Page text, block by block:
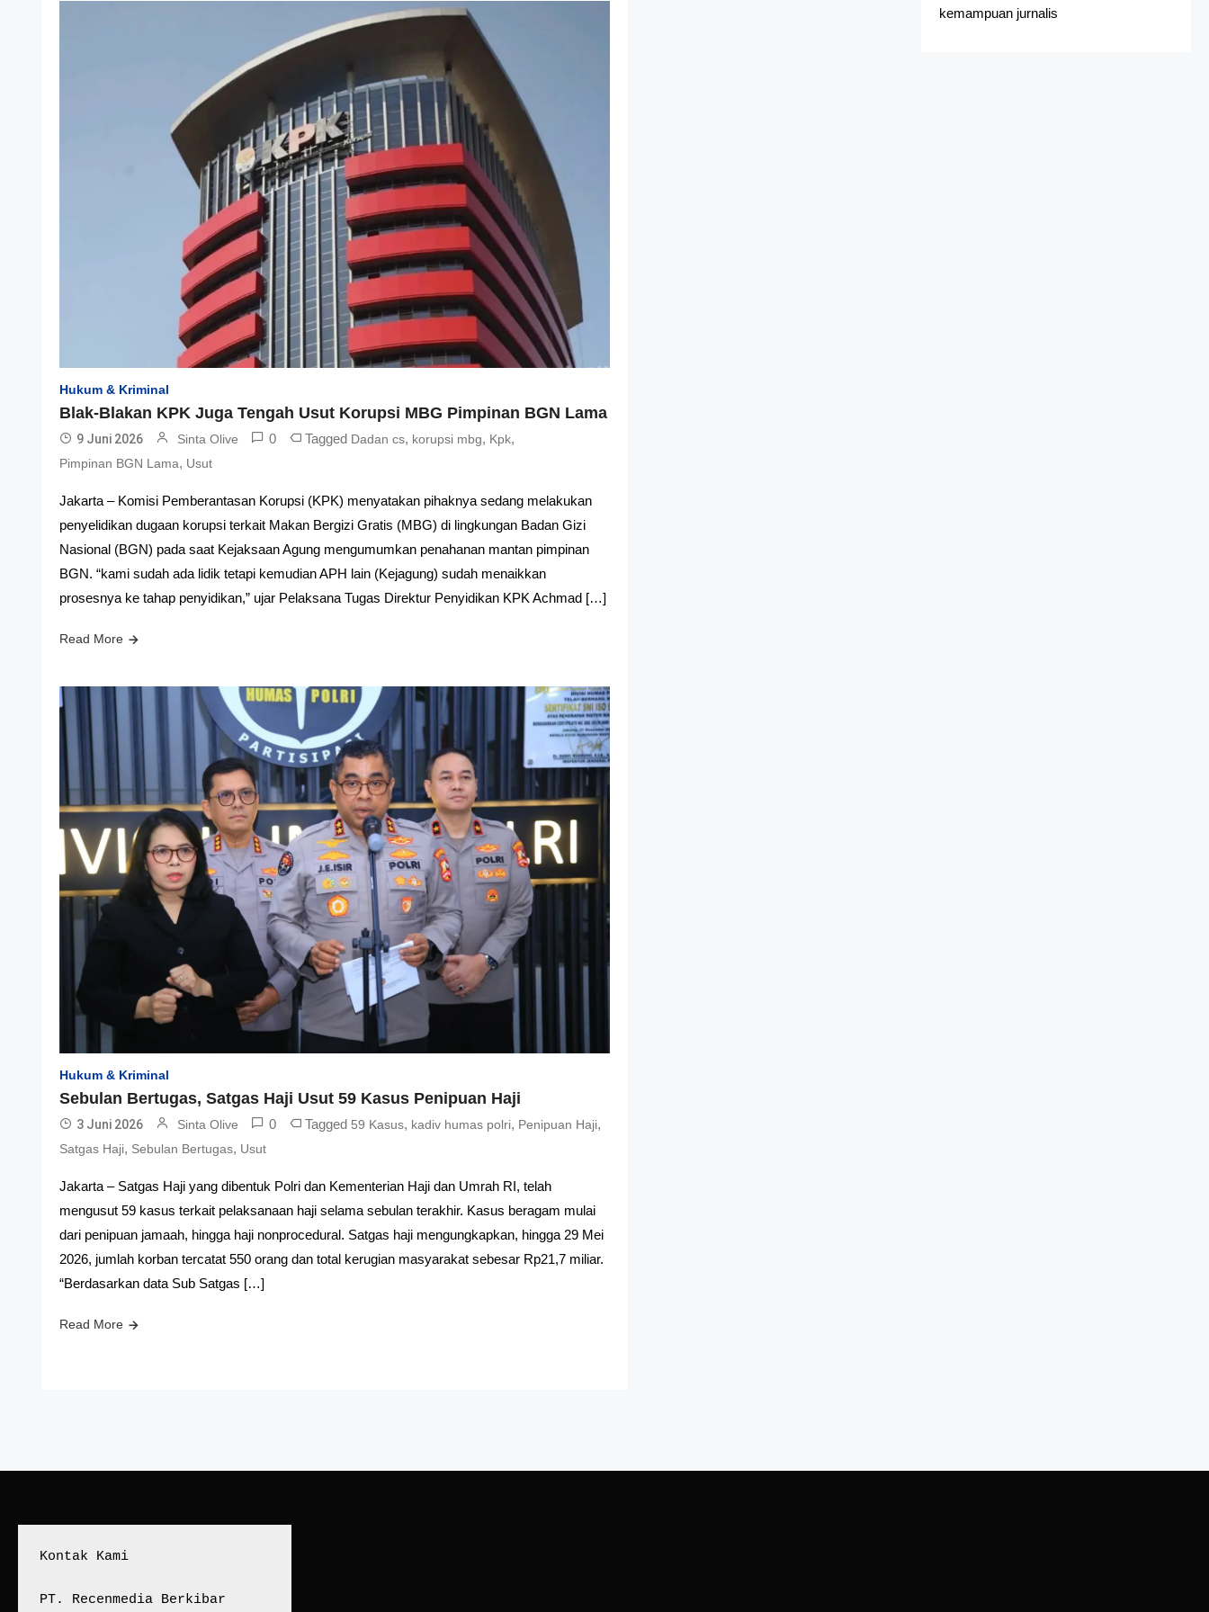
Hukum & Kriminal
Blak-Blakan KPK Juga Tengah Usut Korupsi MBG Pimpinan BGN Lama
9 Juni 2026 Sinta Olive 0 Tagged Dadan cs, korupsi mbg, Kpk,
Pimpinan BGN Lama, Usut
Jakarta – Komisi Pemberantasan Korupsi (KPK) menyatakan pihaknya sedang melakukan
penyelidikan dugaan korupsi terkait Makan Bergizi Gratis (MBG) di lingkungan Badan Gizi
Nasional (BGN) pada saat Kejaksaan Agung mengumumkan penahanan mantan pimpinan
BGN. “kami sudah ada lidik tetapi kemudian APH lain (Kejagung) sudah menaikkan
prosesnya ke tahap penyidikan,” ujar Pelaksana Tugas Direktur Penyidikan KPK Achmad […]
Read More
Hukum & Kriminal
Sebulan Bertugas, Satgas Haji Usut 59 Kasus Penipuan Haji
3 Juni 2026 Sinta Olive 0 Tagged 59 Kasus, kadiv humas polri, Penipuan Haji,
Satgas Haji, Sebulan Bertugas, Usut
Jakarta – Satgas Haji yang dibentuk Polri dan Kementerian Haji dan Umrah RI, telah
mengusut 59 kasus terkait pelaksanaan haji selama sebulan terakhir. Kasus beragam mulai
dari penipuan jamaah, hingga haji nonprocedural. Satgas haji mengungkapkan, hingga 29 Mei
2026, jumlah korban tercatat 550 orang dan total kerugian masyarakat sebesar Rp21,7 miliar.
“Berdasarkan data Sub Satgas […]
Read More
kemampuan jurnalis
Kontak Kami
PT. Recenmedia Berkibar